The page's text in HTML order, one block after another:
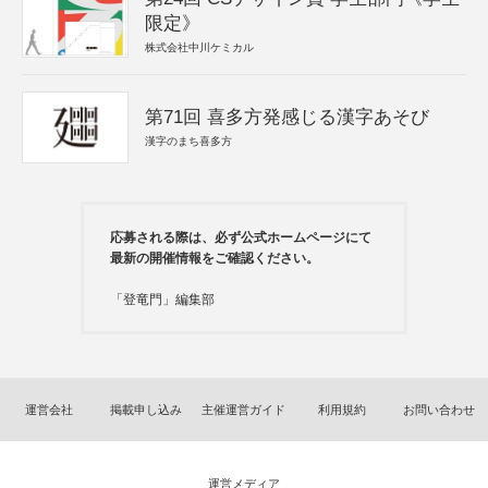
限定》
株式会社中川ケミカル
第71回 喜多方発感じる漢字あそび
漢字のまち喜多方
応募される際は、必ず公式ホームページにて
最新の開催情報をご確認ください。
「登竜門」編集部
運営会社 掲載申し込み 主催運営ガイド 利用規約 お問い合わせ
運営メディア